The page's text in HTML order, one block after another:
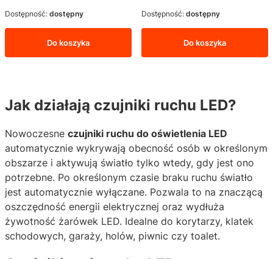
Do koszyka
Dostępność: dostępny
Do koszyka
Dostępność: dostępny
Jak działają czujniki ruchu LED?
Nowoczesne czujniki ruchu do oświetlenia LED
automatycznie wykrywają obecność osób w określonym
obszarze i aktywują światło tylko wtedy, gdy jest ono
potrzebne. Po określonym czasie braku ruchu światło
jest automatycznie wyłączane. Pozwala to na znaczącą
oszczędność energii elektrycznej oraz wydłuża
żywotność żarówek LED. Idealne do korytarzy, klatek
schodowych, garaży, holów, piwnic czy toalet.